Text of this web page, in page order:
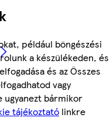
például böngészési
a készülékeden, és
és az Összes
vagy
bármikor
tájékoztató linkre